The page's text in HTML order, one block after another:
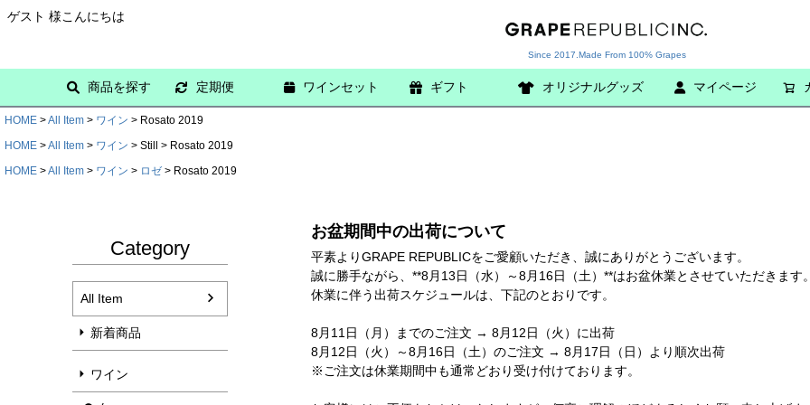
ゲスト 様こんにちは
Since 2017.Made From 100% Grapes
商品を探す 定期便 ワインセット ギフト オリジナルグッズ マイページ
検索
HOME All Item ワイン
Rosato 2019
HOME
All Item ワイン Still
Rosato 2019
HOME
All Item ワイン ロゼ Rosato 2019
Category
All Item
新着商品
ワイン
お盆期間中の出荷について
平素よりGRAPE REPUBLICをご愛顧いただき、誠にありがとうございます。
誠に勝手ながら、**8月13日（水）～8月16日（土）**はお盆休業とさせていただきます
休業に伴う出荷スケジュールは、下記のとおりです。
8月11日（月）までのご注文 → 8月12日（火）に出荷
8月12日（火）～8月16日（土）のご注文 → 8月17日（日）より順次出荷
※ご注文は休業期間中も通常どおり受け付けております。